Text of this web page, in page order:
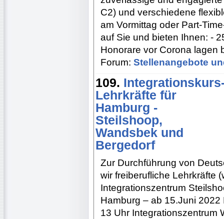
C2) und verschiedene
am Vormittag oder Part-
auf Sie und bieten Ihnen: -
Honorare vor Corona lagen
Forum: Stellenangebote
109.
Lehrkräfte für
Hamburg -
Steilshoop,
Wandsbek und
Bergedorf
Zur Durchführung von
wir freiberufliche Lehrkräfte
Integrationszentrum
Hamburg – ab 15.Juni 2022
13 Uhr Integrationszentrum